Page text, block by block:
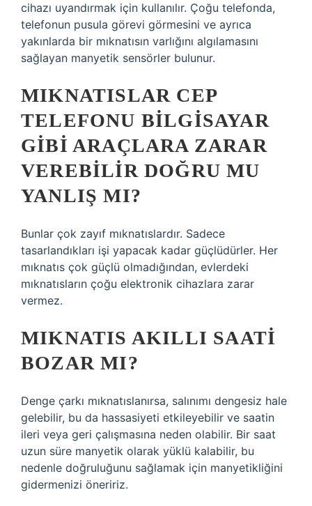
cihazı uyandırmak için kullanılır. Çoğu telefonda,
telefonun pusula görevi görmesini ve ayrıca
yakınlarda bir mıknatısın varlığını algılamasını
sağlayan manyetik sensörler bulunur.
MIKNATISLAR CEP
TELEFONU BILGISAYAR
GIBI ARAÇLARA ZARAR
VEREBILIR DOĞRU MU
YANLIŞ MI?
Bunlar çok zayıf mıknatıslardır. Sadece
tasarlandıkları işi yapacak kadar güçlüdürler. Her
mıknatıs çok güçlü olmadığından, evlerdeki
mıknatısların çoğu elektronik cihazlara zarar
vermez.
MIKNATIS AKILLI SAATI
BOZAR MI?
Denge çarkı mıknatıslanırsa, salınımı dengesiz hale
gelebilir, bu da hassasiyeti etkileyebilir ve saatin
ileri veya geri çalışmasına neden olabilir. Bir saat
uzun süre manyetik olarak yüklü kalabilir, bu
nedenle doğruluğunu sağlamak için manyetikliğini
gidermenizi öneririz.